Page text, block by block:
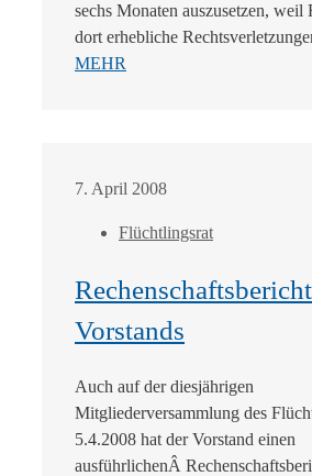
sechs Monaten auszusetzen, weil
dort erhebliche
MEHR
7. April 2008
Flüchtlingsrat
Vorstands
Auch auf der diesjährigen
Mitgliederversammlung des
5.4.2008 hat der Vorstand einen
ausführlichenÂ